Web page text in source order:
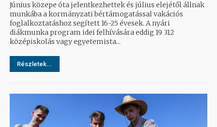
Június közepe óta jelentkezhettek és július elejétől állnak
munkába a kormányzati bértámogatással vakációs
foglalkoztatáshoz segített 16-25 évesek. A nyári
diákmunka program idei felhívására eddig 19 312
középiskolás vagy egyetemista...
Részletek...